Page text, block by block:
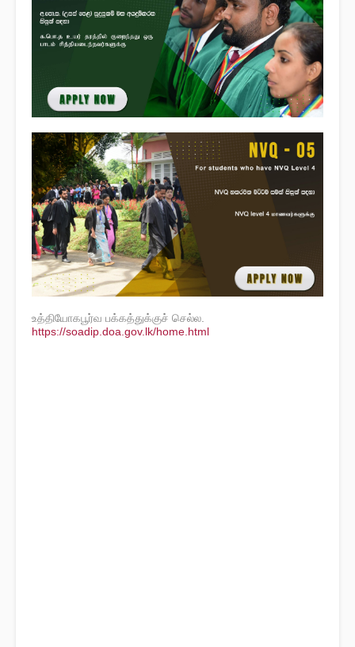
உத்தியோகபூர்வ பக்கத்துக்குச் செல்ல.
https://soadip.doa.gov.lk/home.html